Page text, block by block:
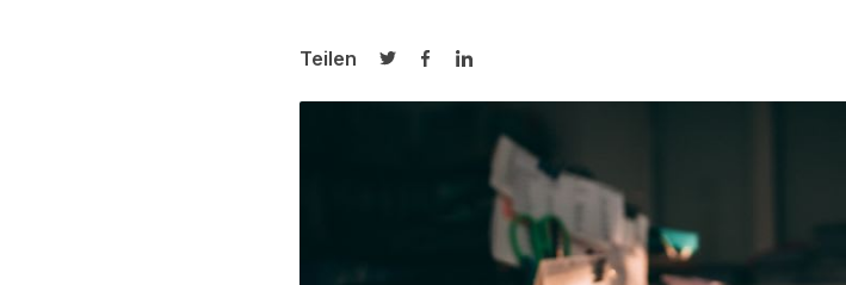
Teilen
Auf Twitter teilen
Auf Facebook teilen
Auf LinkedIn teilen